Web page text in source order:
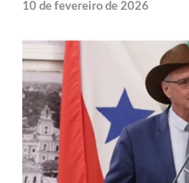
10 de fevereiro de 2026